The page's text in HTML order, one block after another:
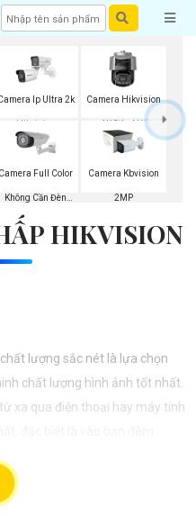
Ip Ultra 2k
Hikvision
Camera Hikvision
4K Siêu Nét
Camera Full Color
Không Cần Đèn
VisionCop
Camera Kbvision
2MP
HIKVISION
lượng sắc nét là lựa chọn
chất lượng hình ảnh tốt nhất.
xa qua điện thoại hay máy tính